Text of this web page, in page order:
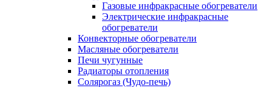
Газовые инфракрасные обогреватели
Электрические инфракрасные
обогреватели
Конвекторные обогреватели
Масляные обогреватели
Печи чугунные
Радиаторы отопления
Солярогаз (Чудо-печь)